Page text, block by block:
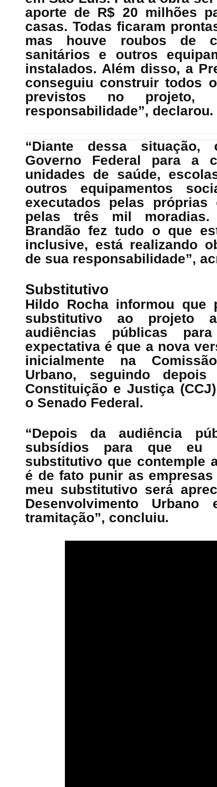
aporte de R$ 20 milhões
casas. Todas ficaram
mas houve roubos de
sanitários e outros
instalados. Além disso, a
conseguiu construir todos
previstos no
responsabilidade”, declarou.
“Diante dessa situação,
Governo Federal para a
unidades de saúde,
outros equipamentos
executados pelas próprias
pelas três mil moradias.
Brandão fez tudo o que
inclusive, está realizando
de sua responsabilidade”,
Substitutivo
Hildo Rocha informou que
substitutivo ao projeto
audiências públicas
expectativa é que a nova
inicialmente na
Urbano, seguindo
Constituição e Justiça
o Senado Federal.
“Depois da audiência
subsídios para que eu
substitutivo que contemple
é de fato punir as
meu substitutivo será
Desenvolvimento
tramitação”, concluiu.